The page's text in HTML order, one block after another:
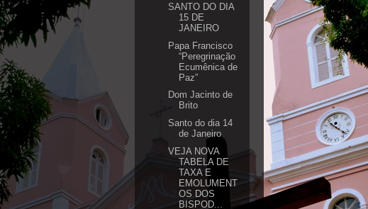
SANTO DO DIA
15 DE
JANEIRO
Papa Francisco
“Peregrinação
Ecumênica de
Paz”
Dom Jacinto de
Brito
Santo do dia 14
de Janeiro
VEJA NOVA
TABELA DE
TAXA E
EMOLUMENT
OS DOS
BISPOD...